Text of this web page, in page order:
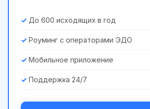
До 600 исходящих в год
Роуминг с операторами ЭДО
Мобильное приложение
Поддержка 24/7